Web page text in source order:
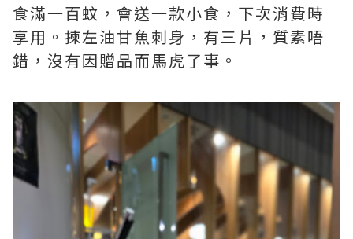
食滿一百蚊，會送一款小食，下次消費時
享用。揀左油甘魚刺身，有三片，質素唔
錯，沒有因贈品而馬虎了事。